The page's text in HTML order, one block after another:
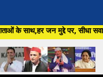
मुद्दे पर, सीधा सवाल